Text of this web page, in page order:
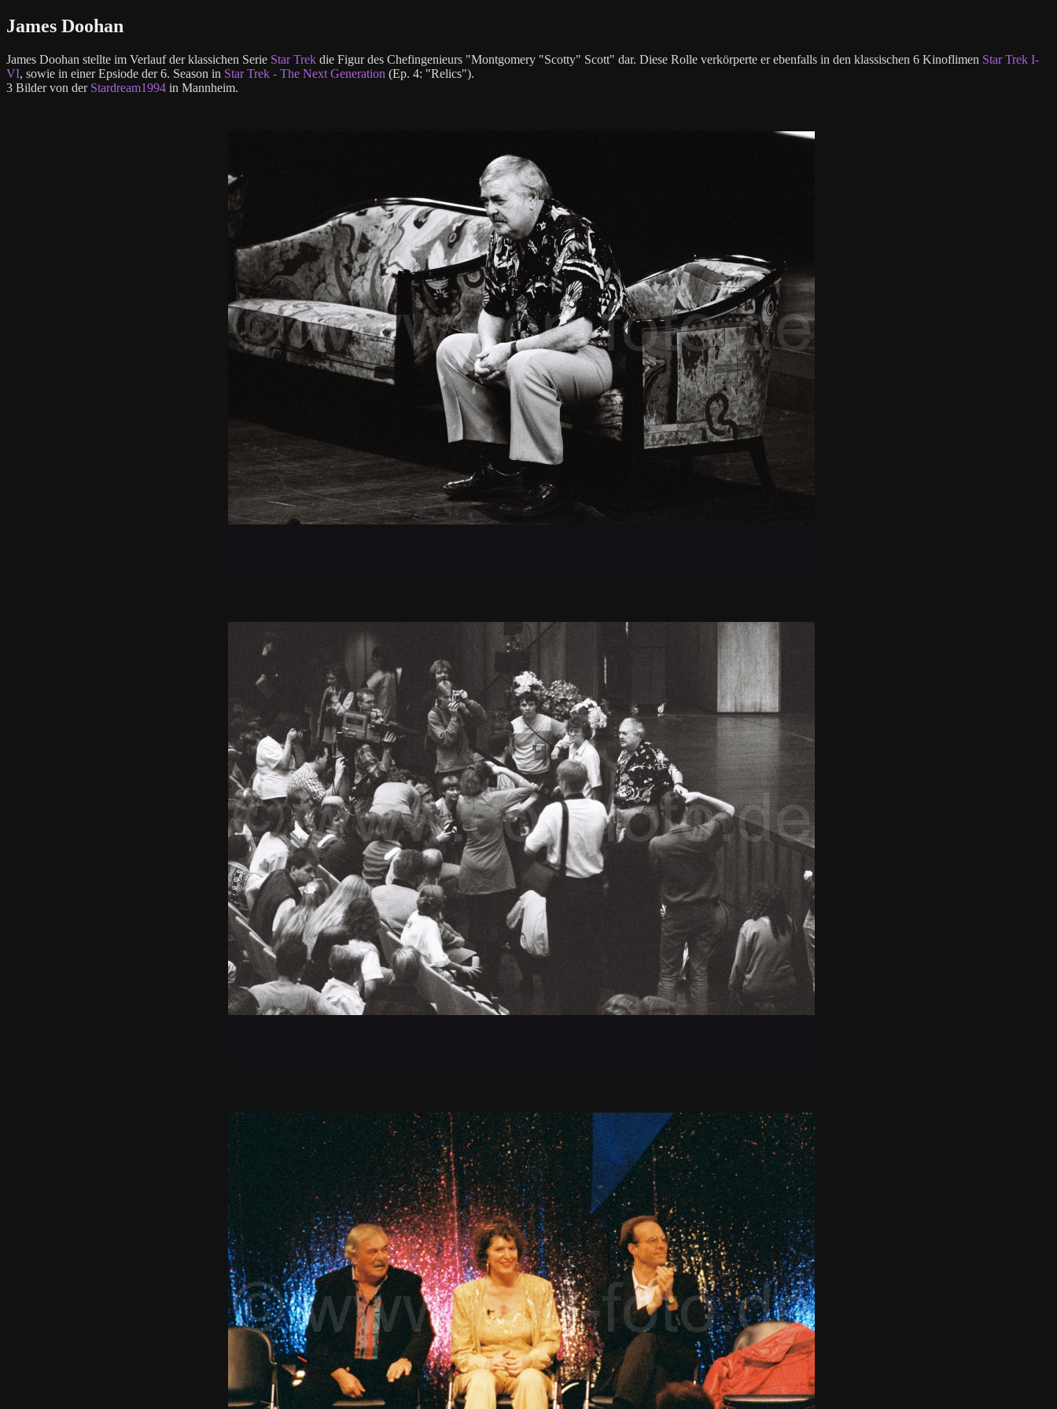
James Doohan
James Doohan stellte im Verlauf der klassichen Serie Star Trek die Figur des Chefingenieurs "Montgomery "Scotty" Scott" dar. Diese Rolle verkörperte er ebenfalls in den klassischen 6 Kinoflimen Star Trek I-
VI, sowie in einer Epsiode der 6. Season in Star Trek - The Next Generation (Ep. 4: "Relics").
3 Bilder von der Stardream1994 in Mannheim.